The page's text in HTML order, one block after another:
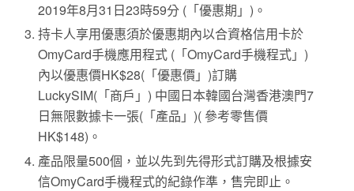
2019年8月31日23時59分 (「優惠期」)。
持卡人享用優惠須於優惠期內以合資格信用卡於
OmyCard手機應用程式 (「OmyCard手機程式」)
內以優惠價HK$28(「優惠價」)訂購
LuckySIM(「商戶」) 中國日本韓國台灣香港澳門7
日無限數據卡一張(「產品」)( 參考零售價
HK$148)。
產品限量500個，並以先到先得形式訂購及根據安
信OmyCard手機程式的紀錄作準，售完即止。